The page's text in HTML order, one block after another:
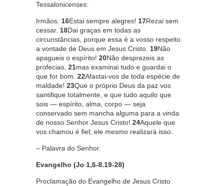
Tessalonicenses:
Irmãos: 16Estai sempre alegres! 17Rezai sem
cessar. 18Dai graças em todas as
circunstâncias, porque essa é a vosso respeito
a vontade de Deus em Jesus Cristo. 19Não
apagueis o espírito! 20Não desprezeis as
profecias, 21mas examinai tudo e guardai o
que for bom. 22Afastai-vos de toda espécie de
maldade! 23Que o próprio Deus da paz vos
santifique totalmente, e que tudo aquilo que
sois — espírito, alma, corpo — seja
conservado sem mancha alguma para a vinda
de nosso Senhor Jesus Cristo! 24Aquele que
vos chamou é fiel; ele mesmo realizará isso.
– Palavra do Senhor.
Evangelho (Jo 1,6-8.19-28)
Proclamação do Evangelho de Jesus Cristo